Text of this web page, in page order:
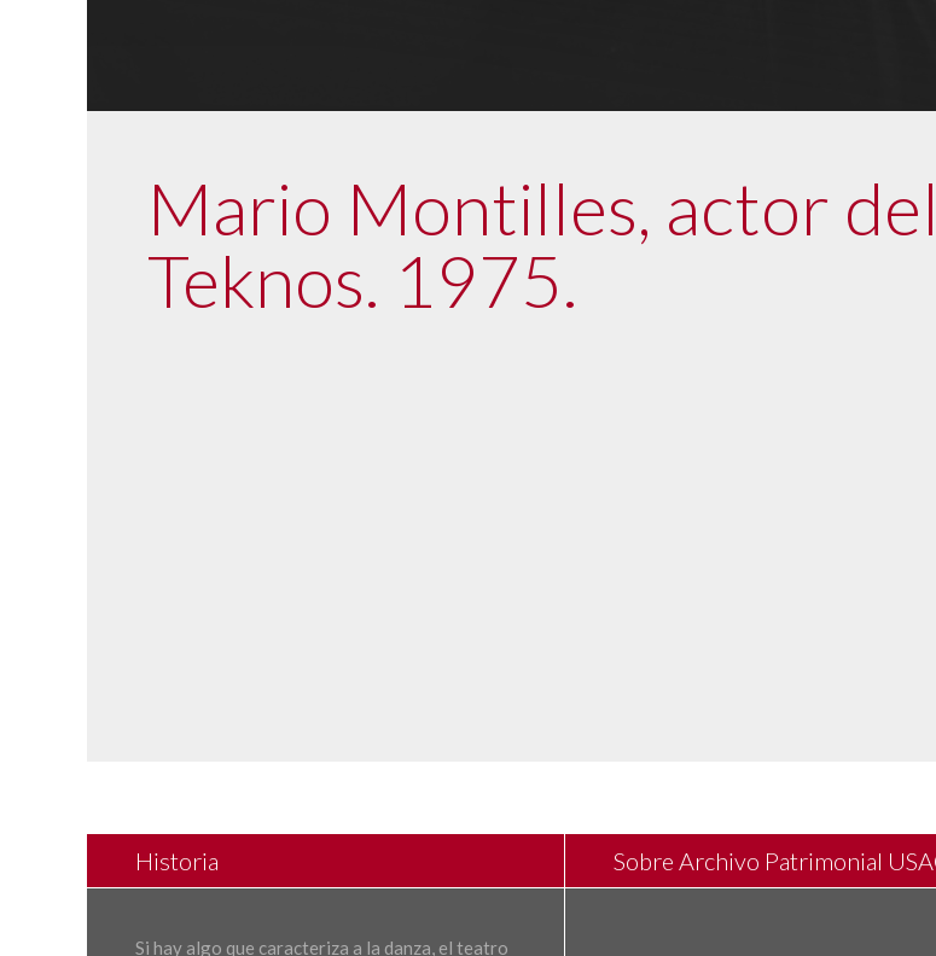
Mario Montilles, actor
Teknos. 1975.
Historia
Si hay algo que caracteriza a la danza, el teatro
Sobre Archivo Patrimonial